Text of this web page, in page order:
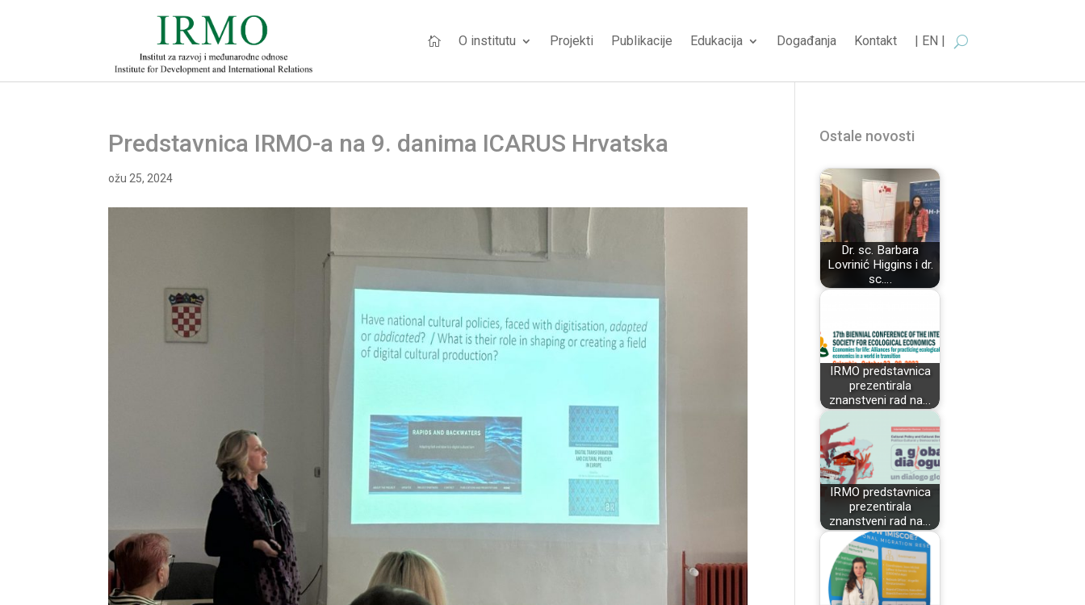
 O institutu Projekti Publikacije Edukacija Događanja Kontakt | EN |
Predstavnica IRMO-a na 9. danima ICARUS Hrvatska
ožu 25, 2024
Ostale novosti
Dr. sc. Barbara
Lovrinić Higgins i dr.
sc.…
IRMO predstavnica
prezentirala
znanstveni rad na…
IRMO predstavnica
prezentirala
znanstveni rad na…